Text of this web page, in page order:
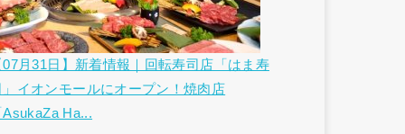
07月31日】新着情報｜回転寿司店「はま寿
」イオンモールにオープン！焼肉店
AsukaZa Ha...